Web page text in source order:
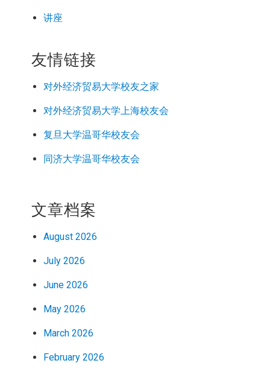
讲座
友情链接
对外经济贸易大学校友之家
对外经济贸易大学上海校友会
复旦大学温哥华校友会
同济大学温哥华校友会
文章档案
August 2026
July 2026
June 2026
May 2026
March 2026
February 2026